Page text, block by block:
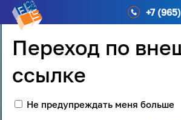
+7
Переход по
ссылке
Не предупреждать меня больше